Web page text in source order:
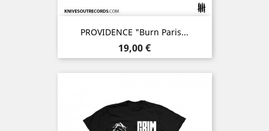
PROVIDENCE "Burn Paris...
Prix
19,00 €